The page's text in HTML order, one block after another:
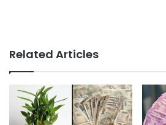
Related Articles